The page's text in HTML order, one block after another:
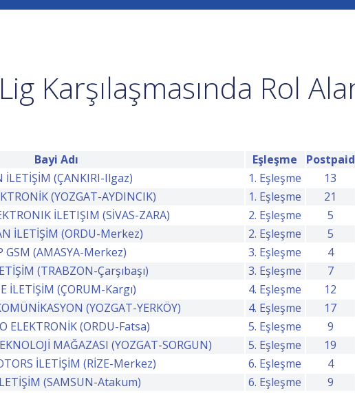
Karşılaşmasında Rol
Bayi Adı Eşleşme Postpaid
İLETİŞİM (ÇANKIRI-Ilgaz)
1. Eşleşme 13
(YOZGAT-AYDINCIK)
1. Eşleşme 21
İLETIŞIM (SİVAS-ZARA)
2. Eşleşme 5
İLETİŞİM (ORDU-Merkez)
2. Eşleşme 5
GSM (AMASYA-Merkez)
3. Eşleşme 4
(TRABZON-Çarşıbaşı)
3. Eşleşme 7
İLETİŞİM (ÇORUM-Kargı)
4. Eşleşme 12
(YOZGAT-YERKÖY)
4. Eşleşme 17
ELEKTRONİK (ORDU-Fatsa)
5. Eşleşme 9
MAĞAZASI (YOZGAT-SORGUN)
5. Eşleşme 19
İLETİŞİM (RİZE-Merkez)
6. Eşleşme 4
(SAMSUN-Atakum)
6. Eşleşme 9